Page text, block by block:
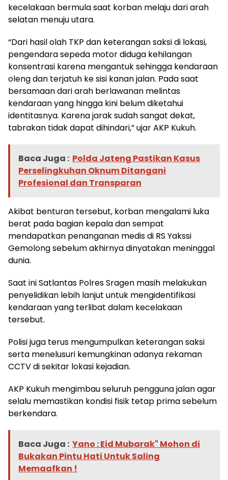
kecelakaan bermula saat korban melaju dari arah
selatan menuju utara.
“Dari hasil olah TKP dan keterangan saksi di lokasi,
pengendara sepeda motor diduga kehilangan
konsentrasi karena mengantuk sehingga kendaraan
oleng dan terjatuh ke sisi kanan jalan. Pada saat
bersamaan dari arah berlawanan melintas
kendaraan yang hingga kini belum diketahui
identitasnya. Karena jarak sudah sangat dekat,
tabrakan tidak dapat dihindari,” ujar AKP Kukuh.
Baca Juga : Polda Jateng Pastikan Kasus
Perselingkuhan Oknum Ditangani
Profesional dan Transparan
Akibat benturan tersebut, korban mengalami luka
berat pada bagian kepala dan sempat
mendapatkan penanganan medis di RS Yakssi
Gemolong sebelum akhirnya dinyatakan meninggal
dunia.
Saat ini Satlantas Polres Sragen masih melakukan
penyelidikan lebih lanjut untuk mengidentifikasi
kendaraan yang terlibat dalam kecelakaan
tersebut.
Polisi juga terus mengumpulkan keterangan saksi
serta menelusuri kemungkinan adanya rekaman
CCTV di sekitar lokasi kejadian.
AKP Kukuh mengimbau seluruh pengguna jalan agar
selalu memastikan kondisi fisik tetap prima sebelum
berkendara.
Baca Juga : Yano : Eid Mubarak" Mohon di
Bukakan Pintu Hati Untuk Saling
Memaafkan !